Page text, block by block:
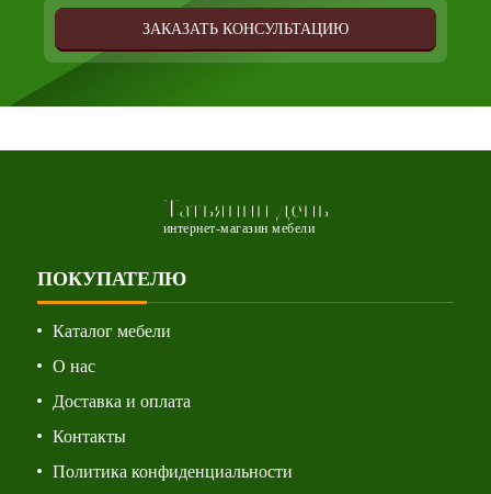
ЗАКАЗАТЬ КОНСУЛЬТАЦИЮ
Татьянин день
интернет-магазин мебели
ПОКУПАТЕЛЮ
Каталог мебели
О нас
Доставка и оплата
Контакты
Политика конфиденциальности